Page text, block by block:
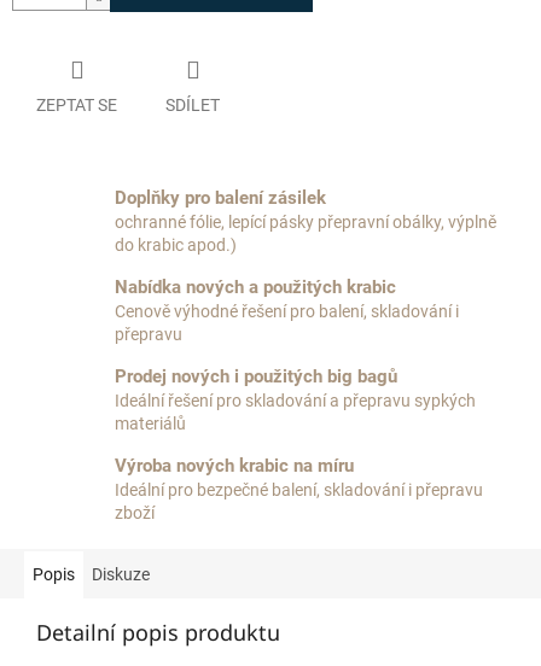
ZEPTAT SE SDÍLET
Doplňky pro balení zásilek
ochranné fólie, lepící pásky přepravní obálky, výplně
do krabic apod.)
Nabídka nových a použitých krabic
Cenově výhodné řešení pro balení, skladování i
přepravu
Prodej nových i použitých big bagů
Ideální řešení pro skladování a přepravu sypkých
materiálů
Výroba nových krabic na míru
Ideální pro bezpečné balení, skladování i přepravu
zboží
Popis Diskuze
Detailní popis produktu